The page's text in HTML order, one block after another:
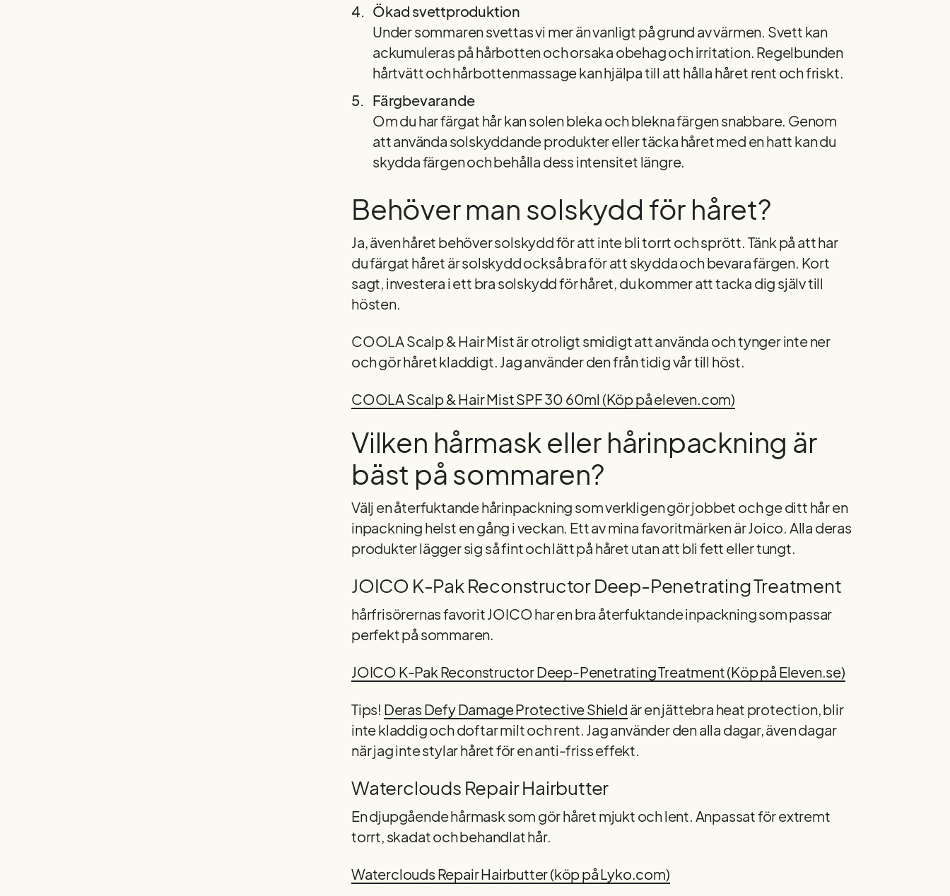
Ökad svettproduktion
Under sommaren svettas vi mer än vanligt på grund av värmen. Svett kan
ackumuleras på hårbotten och orsaka obehag och irritation. Regelbunden
hårtvätt och hårbottenmassage kan hjälpa till att hålla håret rent och friskt.
Färgbevarande
Om du har färgat hår kan solen bleka och blekna färgen snabbare. Genom
att använda solskyddande produkter eller täcka håret med en hatt kan du
skydda färgen och behålla dess intensitet längre.
Behöver man solskydd för håret?
Ja, även håret behöver solskydd för att inte bli torrt och sprött. Tänk på att har
du färgat håret är solskydd också bra för att skydda och bevara färgen. Kort
sagt, investera i ett bra solskydd för håret, du kommer att tacka dig själv till
hösten.
COOLA Scalp & Hair Mist är otroligt smidigt att använda och tynger inte ner
och gör håret kladdigt. Jag använder den från tidig vår till höst.
COOLA Scalp & Hair Mist SPF 30 60ml (Köp på eleven.com)
Vilken hårmask eller hårinpackning är
bäst på sommaren?
Välj en återfuktande hårinpackning som verkligen gör jobbet och ge ditt hår en
inpackning helst en gång i veckan. Ett av mina favoritmärken är Joico. Alla deras
produkter lägger sig så fint och lätt på håret utan att bli fett eller tungt.
JOICO K-Pak Reconstructor Deep-Penetrating Treatment
hårfrisörernas favorit JOICO har en bra återfuktande inpackning som passar
perfekt på sommaren.
JOICO K-Pak Reconstructor Deep-Penetrating Treatment (Köp på Eleven.se)
Tips! Deras Defy Damage Protective Shield är en jättebra heat protection, blir
inte kladdig och doftar milt och rent. Jag använder den alla dagar, även dagar
när jag inte stylar håret för en anti-friss effekt.
Waterclouds Repair Hairbutter
En djupgående hårmask som gör håret mjukt och lent. Anpassat för extremt
torrt, skadat och behandlat hår.
Waterclouds Repair Hairbutter (köp på Lyko.com)